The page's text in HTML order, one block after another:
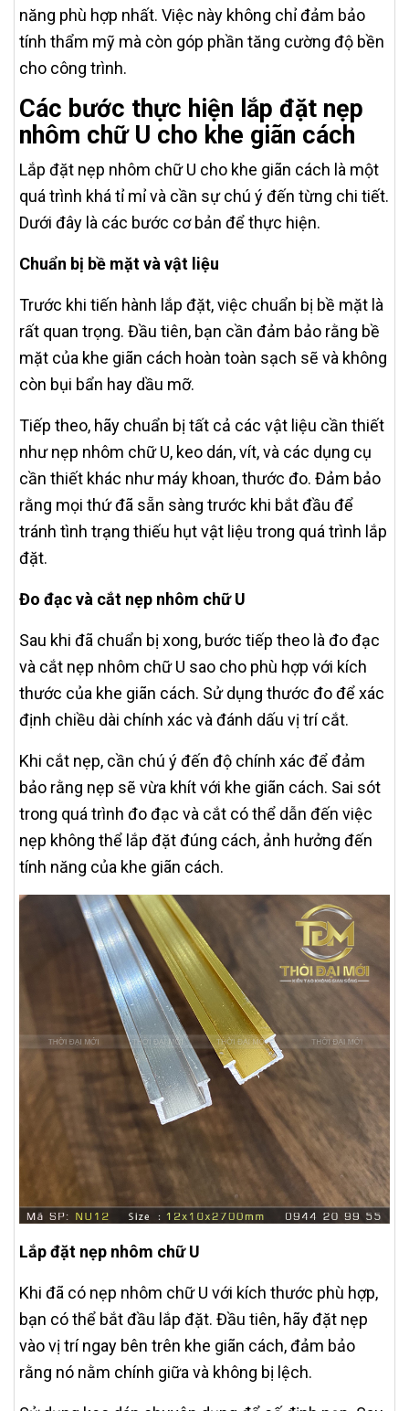
năng phù hợp nhất. Việc này không chỉ đảm bảo
tính thẩm mỹ mà còn góp phần tăng cường độ bền
cho công trình.
Các bước thực hiện lắp đặt nẹp
nhôm chữ U cho khe giãn cách
Lắp đặt nẹp nhôm chữ U cho khe giãn cách là một
quá trình khá tỉ mỉ và cần sự chú ý đến từng chi tiết.
Dưới đây là các bước cơ bản để thực hiện.
Chuẩn bị bề mặt và vật liệu
Trước khi tiến hành lắp đặt, việc chuẩn bị bề mặt là
rất quan trọng. Đầu tiên, bạn cần đảm bảo rằng bề
mặt của khe giãn cách hoàn toàn sạch sẽ và không
còn bụi bẩn hay dầu mỡ.
Tiếp theo, hãy chuẩn bị tất cả các vật liệu cần thiết
như nẹp nhôm chữ U, keo dán, vít, và các dụng cụ
cần thiết khác như máy khoan, thước đo. Đảm bảo
rằng mọi thứ đã sẵn sàng trước khi bắt đầu để
tránh tình trạng thiếu hụt vật liệu trong quá trình lắp
đặt.
Đo đạc và cắt nẹp nhôm chữ U
Sau khi đã chuẩn bị xong, bước tiếp theo là đo đạc
và cắt nẹp nhôm chữ U sao cho phù hợp với kích
thước của khe giãn cách. Sử dụng thước đo để xác
định chiều dài chính xác và đánh dấu vị trí cắt.
Khi cắt nẹp, cần chú ý đến độ chính xác để đảm
bảo rằng nẹp sẽ vừa khít với khe giãn cách. Sai sót
trong quá trình đo đạc và cắt có thể dẫn đến việc
nẹp không thể lắp đặt đúng cách, ảnh hưởng đến
tính năng của khe giãn cách.
Lắp đặt nẹp nhôm chữ U
Khi đã có nẹp nhôm chữ U với kích thước phù hợp,
bạn có thể bắt đầu lắp đặt. Đầu tiên, hãy đặt nẹp
vào vị trí ngay bên trên khe giãn cách, đảm bảo
rằng nó nằm chính giữa và không bị lệch.